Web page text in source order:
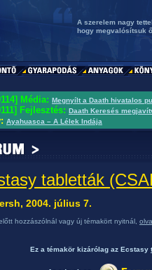
A szerelem nagy
hogy megvalósítsuk
Média: Megnyílt a Daath hivatalos
Fejlesztés: Daath Keresés
Ayahuasca – A Lélek Indája
tabletták
2004. július 7.
hozzászólnál vagy új témakört nyitnál,
Ez a témakör kizárólag az Ecstasy